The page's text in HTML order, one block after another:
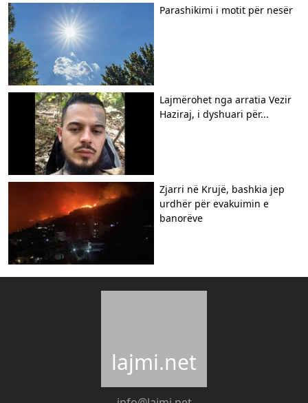
Parashikimi i motit për nesër
Lajmërohet nga arratia Vezir
Haziraj, i dyshuari për...
Zjarri në Krujë, bashkia jep
urdhër për evakuimin e
banorëve
lajmi.net